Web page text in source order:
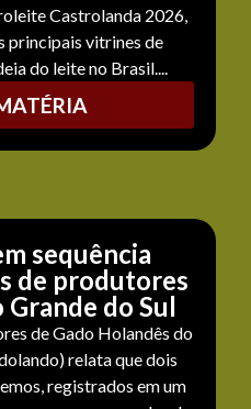
Castrolanda 2026,
principais vitrines de
do leite no Brasil....
sequência
de produtores
do Sul
de Gado Holandês do
relata que dois
registrados em um